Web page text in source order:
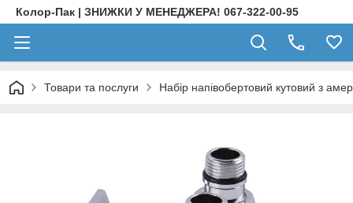
Колор-Пак | ЗНИЖКИ У МЕНЕДЖЕРА! 067-322-00-95
Товари та послуги Набір напівобертовий кутовий з